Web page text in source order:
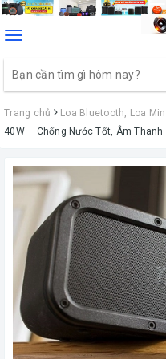
Toggle
Trang chủ Loa Bluetooth, Loa
40W – Chống Nước Tốt, Âm